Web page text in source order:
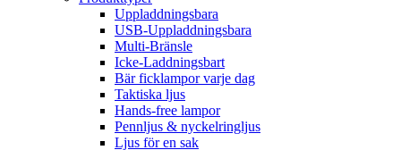
Uppladdningsbara
USB-Uppladdningsbara
Multi-Bränsle
Icke-Laddningsbart
Bär ficklampor varje dag
Taktiska ljus
Hands-free lampor
Pennljus & nyckelringljus
Ljus för en sak